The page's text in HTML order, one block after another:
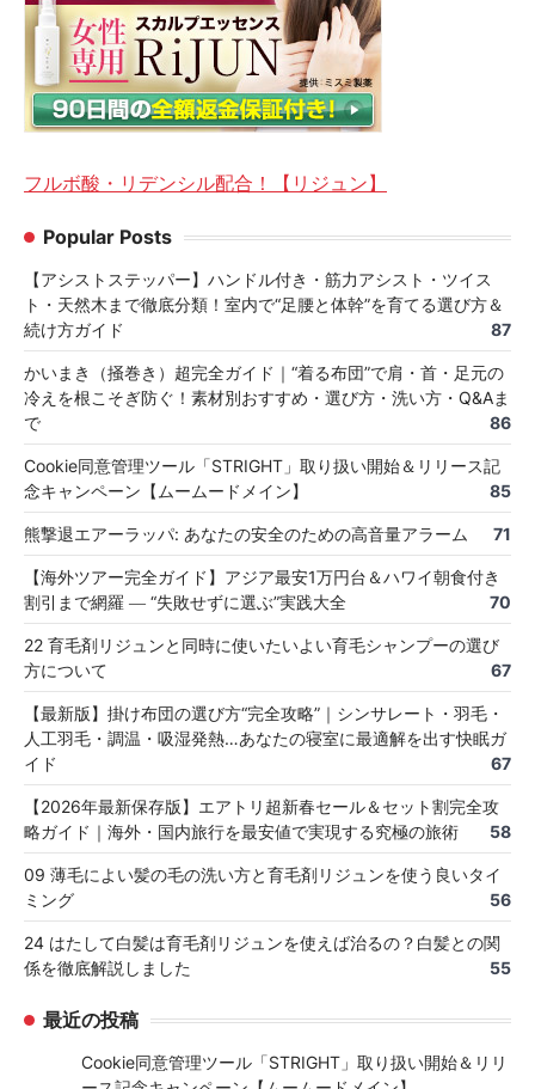
フルボ酸・リデンシル配合！【リジュン】
Popular Posts
【アシストステッパー】ハンドル付き・筋力アシスト・ツイス
ト・天然木まで徹底分類！室内で“足腰と体幹”を育てる選び方＆
続け方ガイド
87
かいまき（掻巻き）超完全ガイド｜“着る布団”で肩・首・足元の
冷えを根こそぎ防ぐ！素材別おすすめ・選び方・洗い方・Q&Aま
で
86
Cookie同意管理ツール「STRIGHT」取り扱い開始＆リリース記
念キャンペーン【ムームードメイン】
85
熊撃退エアーラッパ: あなたの安全のための高音量アラーム 71
【海外ツアー完全ガイド】アジア最安1万円台＆ハワイ朝食付き
割引まで網羅 ― “失敗せずに選ぶ”実践大全
70
22 育毛剤リジュンと同時に使いたいよい育毛シャンプーの選び
方について
67
【最新版】掛け布団の選び方“完全攻略”｜シンサレート・羽毛・
人工羽毛・調温・吸湿発熱…あなたの寝室に最適解を出す快眠ガ
イド
67
【2026年最新保存版】エアトリ超新春セール＆セット割完全攻
略ガイド｜海外・国内旅行を最安値で実現する究極の旅術
58
09 薄毛によい髪の毛の洗い方と育毛剤リジュンを使う良いタイ
ミング
56
24 はたして白髪は育毛剤リジュンを使えば治るの？白髪との関
係を徹底解説しました
55
最近の投稿
Cookie同意管理ツール「STRIGHT」取り扱い開始＆リリ